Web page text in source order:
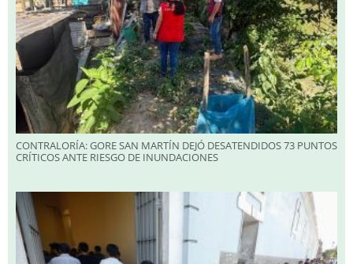
CONTRALORÍA: GORE SAN MARTÍN DEJÓ DESATENDIDOS 73 PUNTOS
CRÍTICOS ANTE RIESGO DE INUNDACIONES